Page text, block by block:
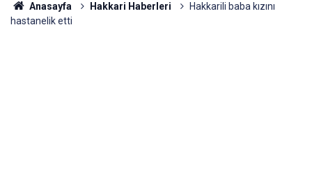
Anasayfa Hakkari Haberleri
Hakkarili baba kızını
hastanelik etti